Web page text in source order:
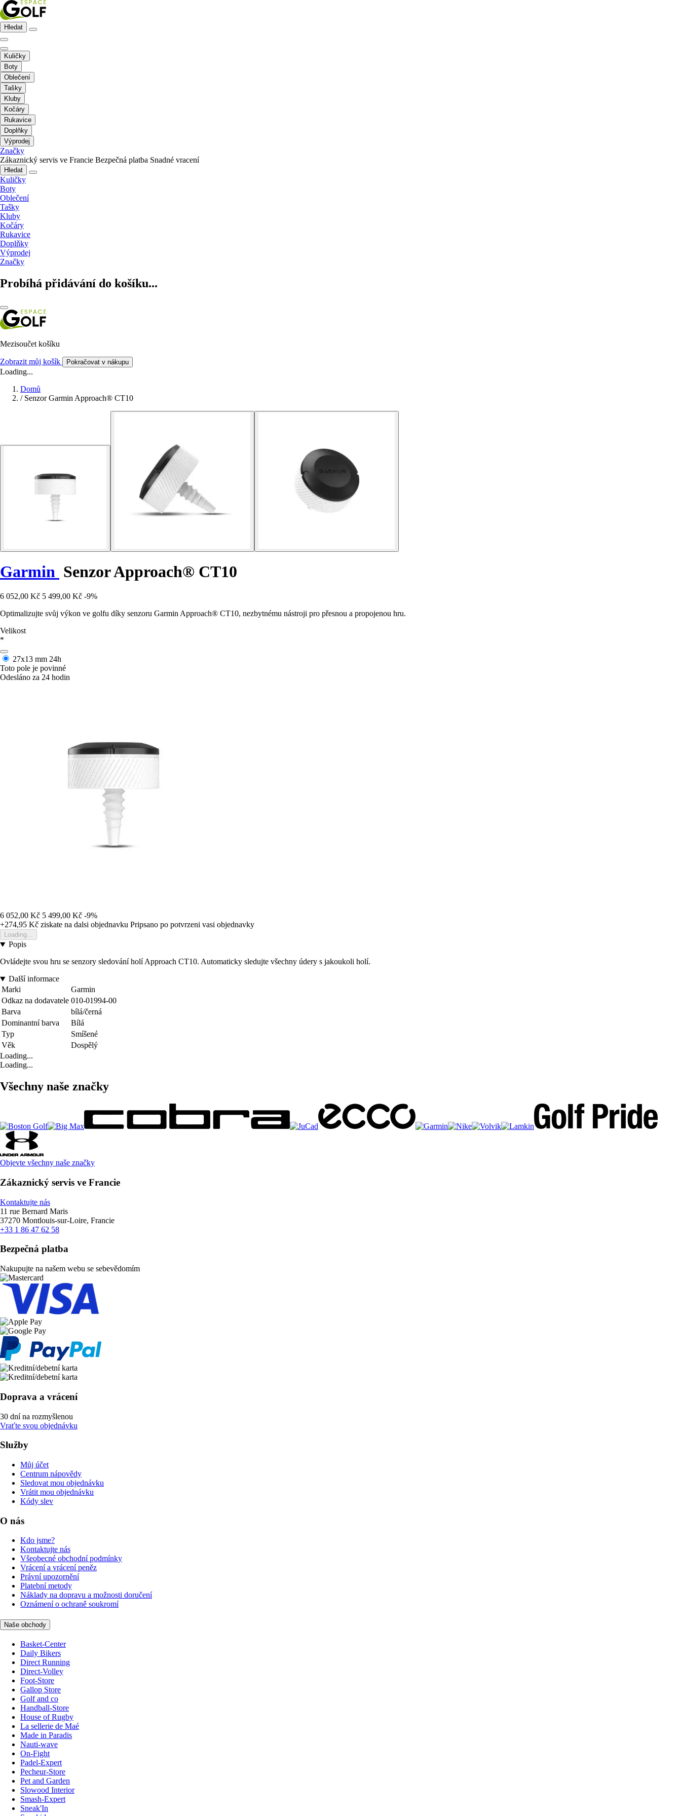
Hledat
Kuličky
Boty
Oblečení
Tašky
Kluby
Kočáry
Rukavice
Doplňky
Výprodej
Značky
Zákaznický servis ve Francie Bezpečná platba Snadné vracení
Hledat
Kuličky
Boty
Oblečení
Tašky
Kluby
Kočáry
Rukavice
Doplňky
Výprodej
Značky
Probíhá přidávání do košíku...
Mezisoučet košíku
Zobrazit můj košík Pokračovat v nákupu
Loading...
Domů
/ Senzor Garmin Approach® CT10
Garmin Senzor Approach® CT10
6 052,00 Kč 5 499,00 Kč -9%
Optimalizujte svůj výkon ve golfu díky senzoru Garmin Approach® CT10, nezbytnému nástroji pro přesnou a propojenou hru.
Velikost
*
27x13 mm 24h
Toto pole je povinné
Odesláno za 24 hodin
6 052,00 Kč 5 499,00 Kč -9%
+274,95 Kč ziskate na dalsi objednavku Pripsano po potvrzeni vasi objednavky
Loading...
Popis
Ovládejte svou hru se senzory sledování holí Approach CT10. Automaticky sledujte všechny údery s jakoukoli holí.
Další informace
Marki
Garmin
Odkaz na dodavatele 010-01994-00
Barva
bílá/černá
Dominantní barva
Bílá
Typ
Smíšené
Věk
Dospělý
Loading...
Loading...
Všechny naše značky
Objevte všechny naše značky
Zákaznický servis ve Francie
Kontaktujte nás
11 rue Bernard Maris
37270 Montlouis-sur-Loire, Francie
+33 1 86 47 62 58
Bezpečná platba
Nakupujte na našem webu se sebevědomím
Doprava a vrácení
30 dní na rozmyšlenou
Vraťte svou objednávku
Služby
Můj účet
Centrum nápovědy
Sledovat mou objednávku
Vrátit mou objednávku
Kódy slev
O nás
Kdo jsme?
Kontaktujte nás
Všeobecné obchodní podmínky
Vrácení a vrácení peněz
Právní upozornění
Platební metody
Náklady na dopravu a možnosti doručení
Oznámení o ochraně soukromí
Naše obchody
Basket-Center
Daily Bikers
Direct Running
Direct-Volley
Foot-Store
Gallop Store
Golf and co
Handball-Store
House of Rugby
La sellerie de Maé
Made in Paradis
Nauti-wave
On-Fight
Padel-Expert
Pecheur-Store
Pet and Garden
Slowood Interior
Smash-Expert
Sneak'In